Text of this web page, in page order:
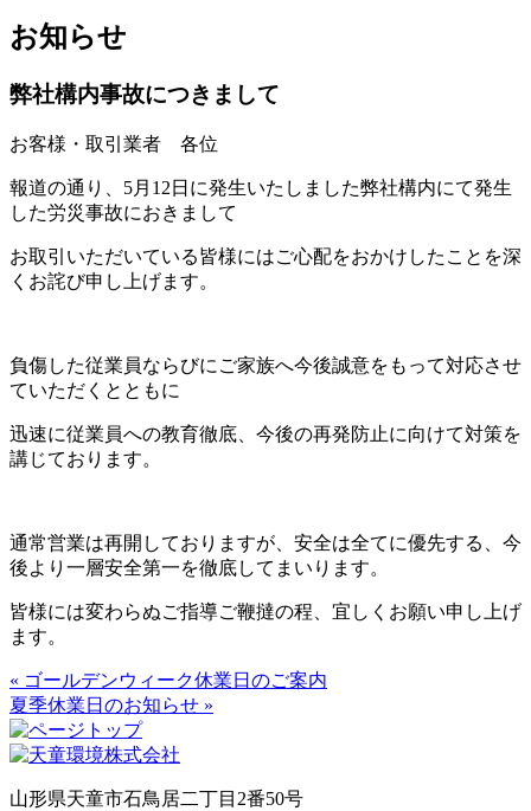
お知らせ
弊社構内事故につきまして
お客様・取引業者 各位
報道の通り、5月12日に発生いたしました弊社構内にて発生
した労災事故におきまして
お取引いただいている皆様にはご心配をおかけしたことを深
くお詫び申し上げます。
負傷した従業員ならびにご家族へ今後誠意をもって対応させ
ていただくとともに
迅速に従業員への教育徹底、今後の再発防止に向けて対策を
講じております。
通常営業は再開しておりますが、安全は全てに優先する、今
後より一層安全第一を徹底してまいります。
皆様には変わらぬご指導ご鞭撻の程、宜しくお願い申し上げ
ます。
« ゴールデンウィーク休業日のご案内
夏季休業日のお知らせ »
山形県天童市石鳥居二丁目2番50号